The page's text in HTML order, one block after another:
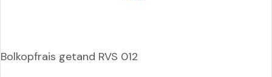
Bolkopfrais getand RVS 012